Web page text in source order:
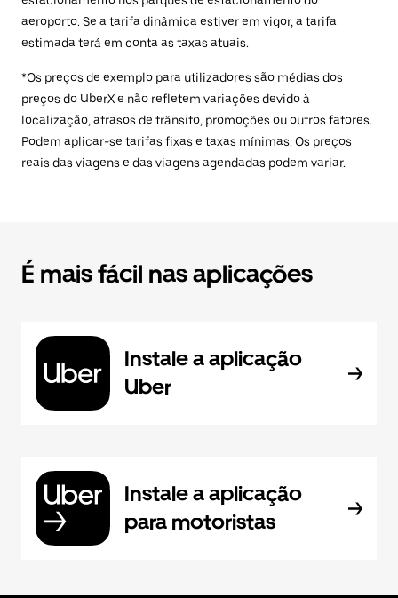
aeroporto. Se a tarifa dinâmica estiver em vigor, a tarifa
estimada terá em conta as taxas atuais.
*Os preços de exemplo para utilizadores são médias dos
preços do UberX e não refletem variações devido à
localização, atrasos de trânsito, promoções ou outros fatores.
Podem aplicar-se tarifas fixas e taxas mínimas. Os preços
reais das viagens e das viagens agendadas podem variar.
É mais fácil nas aplicações
Instale a aplicação
Uber
Instale a aplicação
para motoristas